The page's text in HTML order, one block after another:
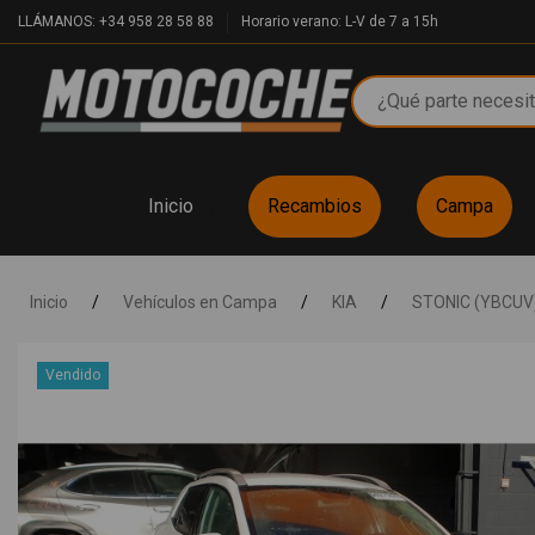
LLÁMANOS: +34 958 28 58 88 Horario verano: L-V de 7 a 15h
Inicio Recambios Campa
Inicio / Vehículos en Campa / KIA / STONIC
Vendido